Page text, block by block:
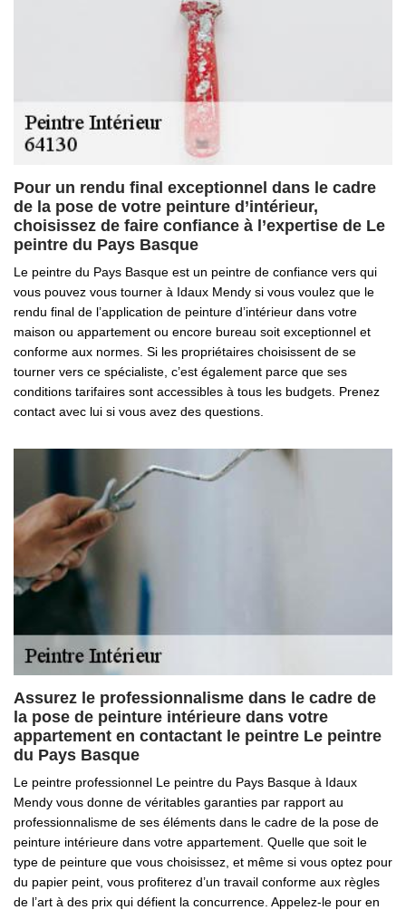
Pour un rendu final exceptionnel dans le cadre
de la pose de votre peinture d’intérieur,
choisissez de faire confiance à l’expertise de Le
peintre du Pays Basque
Le peintre du Pays Basque est un peintre de confiance vers qui
vous pouvez vous tourner à Idaux Mendy si vous voulez que le
rendu final de l’application de peinture d’intérieur dans votre
maison ou appartement ou encore bureau soit exceptionnel et
conforme aux normes. Si les propriétaires choisissent de se
tourner vers ce spécialiste, c’est également parce que ses
conditions tarifaires sont accessibles à tous les budgets. Prenez
contact avec lui si vous avez des questions.
Assurez le professionnalisme dans le cadre de
la pose de peinture intérieure dans votre
appartement en contactant le peintre Le peintre
du Pays Basque
Le peintre professionnel Le peintre du Pays Basque à Idaux
Mendy vous donne de véritables garanties par rapport au
professionnalisme de ses éléments dans le cadre de la pose de
peinture intérieure dans votre appartement. Quelle que soit le
type de peinture que vous choisissez, et même si vous optez pour
du papier peint, vous profiterez d’un travail conforme aux règles
de l’art à des prix qui défient la concurrence. Appelez-le pour en